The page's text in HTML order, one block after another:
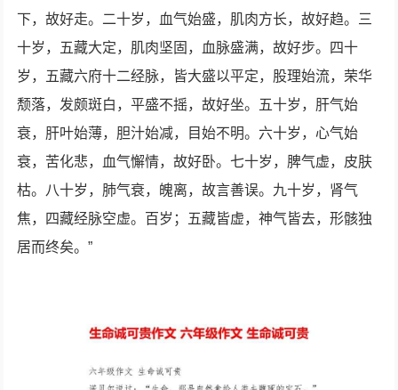
下，故好走。二十岁，血气始盛，肌肉方长，故好趋。三
十岁，五藏大定，肌肉坚固，血脉盛满，故好步。四十
岁，五藏六府十二经脉，皆大盛以平定，股理始流，荣华
颓落，发颇斑白，平盛不摇，故好坐。五十岁，肝气始
衰，肝叶始薄，胆汁始减，目始不明。六十岁，心气始
衰，苦化悲，血气懈情，故好卧。七十岁，脾气虚，皮肤
枯。八十岁，肺气衰，魄离，故言善误。九十岁，肾气
焦，四藏经脉空虚。百岁；五藏皆虚，神气皆去，形骸独
居而终矣。”